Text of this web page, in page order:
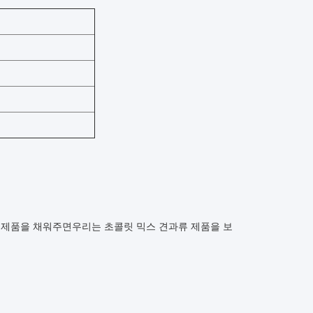
품을 채워주면우리는 초콜릿 믹스 견과류 제품을 보